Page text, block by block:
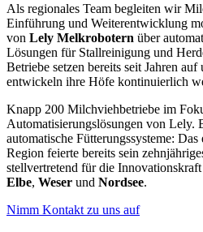
Als regionales Team begleiten wir
Einführung und Weiterentwicklung
von Lely Melkrobotern über
Lösungen für Stallreinigung und
Betriebe setzen bereits seit Jahren
entwickeln ihre Höfe kontinuierlich
Knapp 200 Milchviehbetriebe im
Automatisierungslösungen von Lely.
automatische Fütterungssysteme: Das
Region feierte bereits sein
stellvertretend für die
Elbe, Weser und Nordsee.
Nimm Kontakt zu uns auf